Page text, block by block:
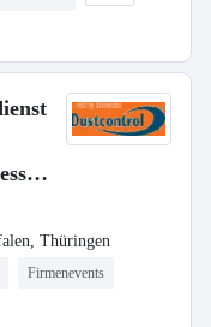
Thüringen
Firmenevents